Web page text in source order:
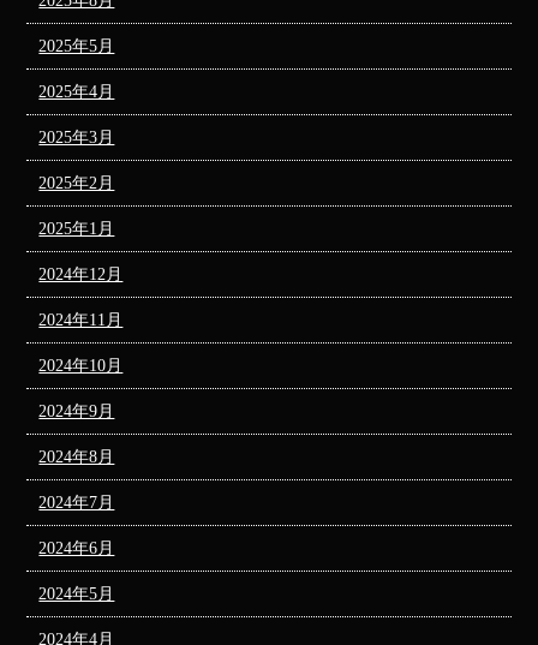
2025年5月
2025年4月
2025年3月
2025年2月
2025年1月
2024年12月
2024年11月
2024年10月
2024年9月
2024年8月
2024年7月
2024年6月
2024年5月
2024年4月